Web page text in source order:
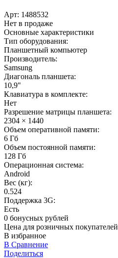
Арт: 1488532
Нет в продаже
Основные характеристики
Тип оборудования:
Планшетный компьютер
Производитель:
Samsung
Диагональ планшета:
10,9"
Клавиатура в комплекте:
Нет
Разрешение матрицы планшета:
2304 × 1440
Объем оперативной памяти:
6 Гб
Объем постоянной памяти:
128 Гб
Операционная система:
Android
Вес (кг):
0.524
Поддержка 3G:
Есть
0 бонусных рублей
Цена для розничных покупателей
В избранное
В Сравнение
Поделиться